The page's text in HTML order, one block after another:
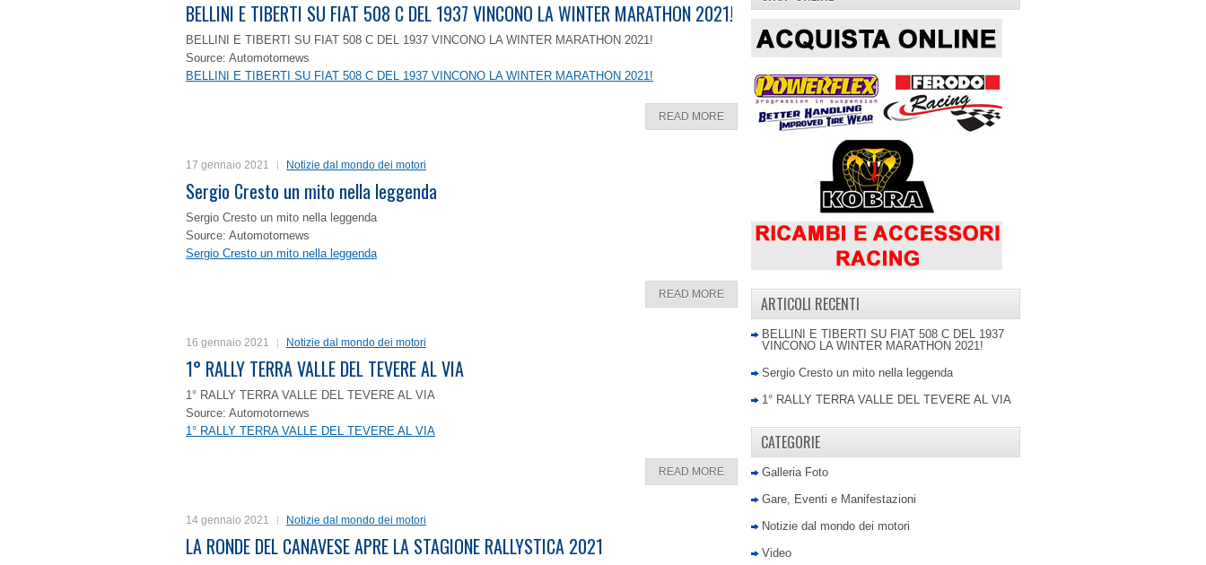
BELLINI E TIBERTI SU FIAT 508 C DEL 1937 VINCONO LA WINTER MARATHON 2021!
BELLINI E TIBERTI SU FIAT 508 C DEL 1937 VINCONO LA WINTER MARATHON 2021!
Source: Automotornews
BELLINI E TIBERTI SU FIAT 508 C DEL 1937 VINCONO LA WINTER MARATHON 2021!
READ MORE
17 gennaio 2021 Notizie dal mondo dei motori
Sergio Cresto un mito nella leggenda
Sergio Cresto un mito nella leggenda
Source: Automotornews
Sergio Cresto un mito nella leggenda
READ MORE
16 gennaio 2021 Notizie dal mondo dei motori
1° RALLY TERRA VALLE DEL TEVERE AL VIA
1° RALLY TERRA VALLE DEL TEVERE AL VIA
Source: Automotornews
1° RALLY TERRA VALLE DEL TEVERE AL VIA
READ MORE
14 gennaio 2021 Notizie dal mondo dei motori
LA RONDE DEL CANAVESE APRE LA STAGIONE RALLYSTICA 2021
ARTICOLI RECENTI
BELLINI E TIBERTI SU FIAT 508 C DEL 1937
VINCONO LA WINTER MARATHON 2021!
Sergio Cresto un mito nella leggenda
1° RALLY TERRA VALLE DEL TEVERE AL VIA
CATEGORIE
Galleria Foto
Gare, Eventi e Manifestazioni
Notizie dal mondo dei motori
Video